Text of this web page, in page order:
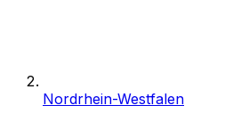
Nordrhein-Westfalen